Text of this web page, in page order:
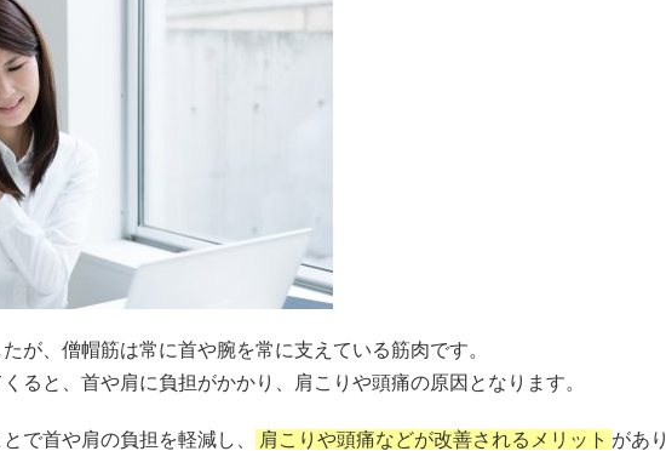
たが、僧帽筋は常に首や腕を常に支えている筋肉です。
ると、首や肩に負担がかかり、肩こりや頭痛の原因となります。
で首や肩の負担を軽減し、 肩こりや頭痛などが改善されるメリット があり